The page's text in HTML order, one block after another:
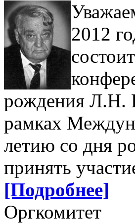
2012
рождения Л.Н.
рамках
летию со дня
принять
[Подробнее]
Оргкомитет